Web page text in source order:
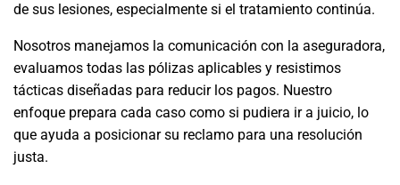
de sus lesiones, especialmente si el tratamiento continúa.
Nosotros manejamos la comunicación con la aseguradora,
evaluamos todas las pólizas aplicables y resistimos
tácticas diseñadas para reducir los pagos. Nuestro
enfoque prepara cada caso como si pudiera ir a juicio, lo
que ayuda a posicionar su reclamo para una resolución
justa.